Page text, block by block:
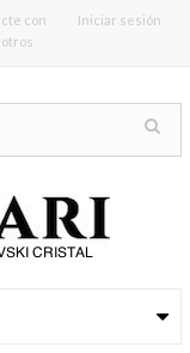
Iniciar sesión
con